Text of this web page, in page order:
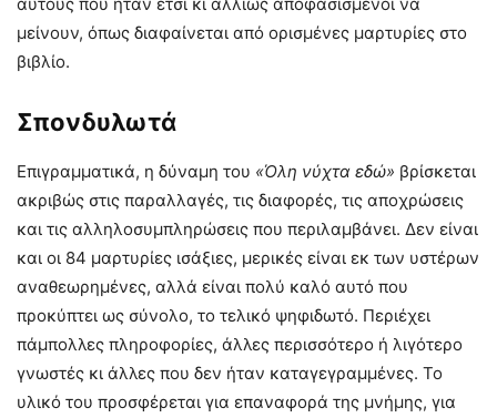
μείνουν, όπως διαφαίνεται από ορισμένες μαρτυρίες στο
βιβλίο.
Σπονδυλωτά
Επιγραμματικά, η δύναμη του «Όλη νύχτα εδώ» βρίσκεται
ακριβώς στις παραλλαγές, τις διαφορές, τις αποχρώσεις
και τις αλληλοσυμπληρώσεις που περιλαμβάνει. Δεν είναι
και οι 84 μαρτυρίες ισάξιες, μερικές είναι εκ των υστέρων
αναθεωρημένες, αλλά είναι πολύ καλό αυτό που
προκύπτει ως σύνολο, το τελικό ψηφιδωτό. Περιέχει
πάμπολλες πληροφορίες, άλλες περισσότερο ή λιγότερο
γνωστές κι άλλες που δεν ήταν καταγεγραμμένες. Το
υλικό του προσφέρεται για επαναφορά της μνήμης, για